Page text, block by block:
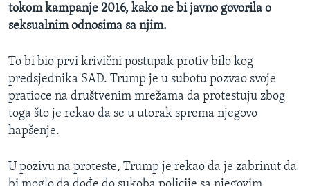
tokom kampanje 2016, kako ne bi javno govorila o
seksualnim odnosima sa njim.
To bi bio prvi krivični postupak protiv bilo kog
predsjednika SAD. Trump je u subotu pozvao svoje
pratioce na društvenim mrežama da protestuju zbog
toga što je rekao da se u utorak sprema njegovo
hapšenje.
U pozivu na proteste, Trump je rekao da je zabrinut da